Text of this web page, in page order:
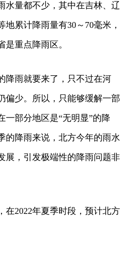
水量都不少，其中在吉林、辽
累计降雨量有30～70毫米，
是重点降雨区。
降雨就要来了，只不过在河
偏少。所以，只能够缓解一部
一部分地区是“无明显”的降
的降雨来说，北方今年的雨水
展，引发极端性的降雨问题非
在2022年夏季时段，预计北方